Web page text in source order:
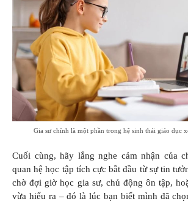
Gia sư chính là một phần trong hệ sinh thái giáo dục
Cuối cùng, hãy lắng nghe cảm nhận của
quan hệ học tập tích cực bắt đầu từ sự tin
chờ đợi giờ học gia sư, chủ động ôn tập,
vừa hiểu ra – đó là lúc bạn biết mình đã